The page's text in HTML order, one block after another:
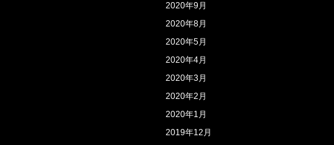
2020年9月
2020年8月
2020年5月
2020年4月
2020年3月
2020年2月
2020年1月
2019年12月